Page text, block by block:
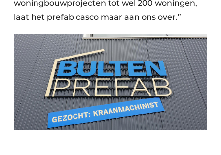
woningbouwprojecten tot wel 200 woningen,
laat het prefab casco maar aan ons over.”